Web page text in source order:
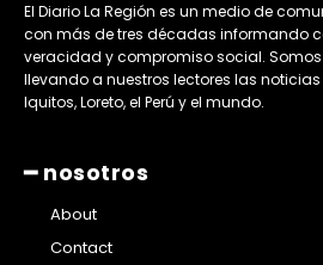
El Diario La Región es un medio de
con más de tres décadas informando
veracidad y compromiso social.
llevando a nuestros lectores las
Iquitos, Loreto, el Perú y el mundo.
━ nosotros
About
Contact